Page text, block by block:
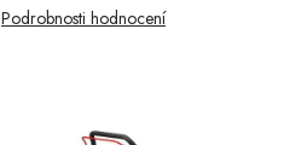
Podrobnosti hodnocení